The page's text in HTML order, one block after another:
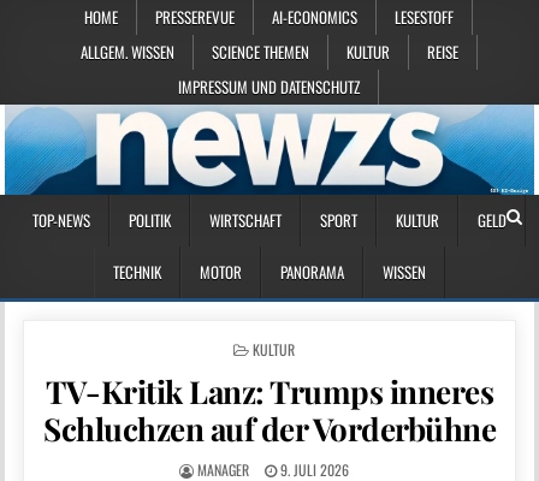
HOME PRESSEREVUE AI-ECONOMICS
LESESTOFF
ALLGEM. WISSEN
SCIENCE THEMEN KULTUR
REISE
IMPRESSUM UND DATENSCHUTZ
TOP-NEWS POLITIK WIRTSCHAFT SPORT KULTUR GELD
TECHNIK MOTOR PANORAMA WISSEN
POSTED IN
KULTUR
TV-Kritik Lanz: Trumps inneres
Schluchzen auf der Vorderbühne
MANAGER 9. JULI 2026